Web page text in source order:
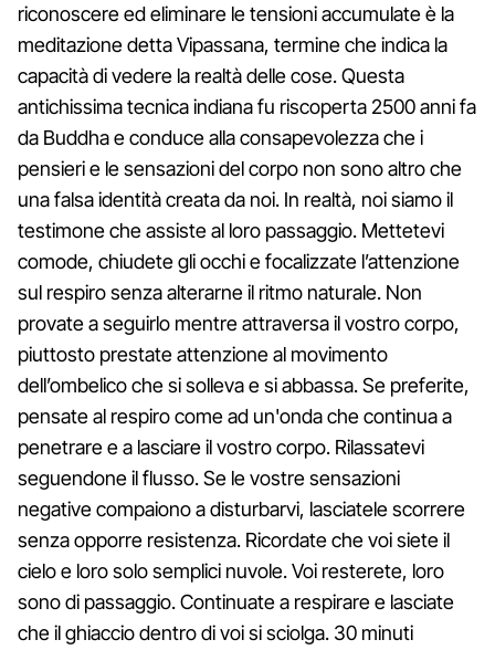
riconoscere ed eliminare le tensioni accumulate è la
meditazione detta Vipassana, termine che indica la
capacità di vedere la realtà delle cose. Questa
antichissima tecnica indiana fu riscoperta 2500 anni fa
da Buddha e conduce alla consapevolezza che i
pensieri e le sensazioni del corpo non sono altro che
una falsa identità creata da noi. In realtà, noi siamo il
testimone che assiste al loro passaggio. Mettetevi
comode, chiudete gli occhi e focalizzate l’attenzione
sul respiro senza alterarne il ritmo naturale. Non
provate a seguirlo mentre attraversa il vostro corpo,
piuttosto prestate attenzione al movimento
dell’ombelico che si solleva e si abbassa. Se preferite,
pensate al respiro come ad un'onda che continua a
penetrare e a lasciare il vostro corpo. Rilassatevi
seguendone il flusso. Se le vostre sensazioni
negative compaiono a disturbarvi, lasciatele scorrere
senza opporre resistenza. Ricordate che voi siete il
cielo e loro solo semplici nuvole. Voi resterete, loro
sono di passaggio. Continuate a respirare e lasciate
che il ghiaccio dentro di voi si sciolga. 30 minuti